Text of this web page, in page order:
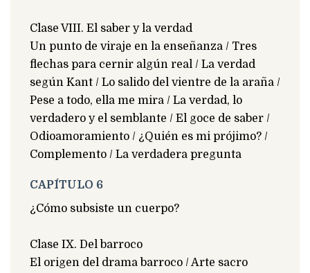
Clase VIII. El saber y la verdad
Un punto de viraje en la enseñanza / Tres
flechas para cernir algún real / La verdad
según Kant / Lo salido del vientre de la araña /
Pese a todo, ella me mira / La verdad, lo
verdadero y el semblante / El goce de saber /
Odioamoramiento / ¿Quién es mi prójimo? /
Complemento / La verdadera pregunta
CAPÍTULO 6
¿Cómo subsiste un cuerpo?
Clase IX. Del barroco
El origen del drama barroco / Arte sacro